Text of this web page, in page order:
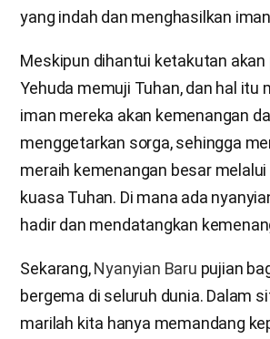
yang indah dan menghasilkan
Meskipun dihantui ketakutan akan
Yehuda memuji Tuhan, dan hal itu
iman mereka akan kemenangan
menggetarkan sorga, sehingga
meraih kemenangan besar
kuasa Tuhan. Di mana ada
hadir dan mendatangkan
Sekarang,Nyanyian Baru pujian
bergema di seluruh dunia. Dalam
marilah kita hanya memandang